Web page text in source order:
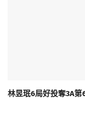
林昱珉6局好投奪3A